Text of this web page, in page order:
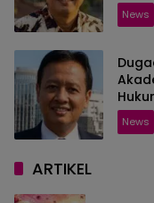
News
News
ARTIKEL